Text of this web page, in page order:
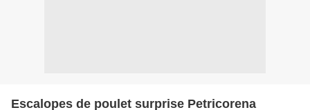
Escalopes de poulet surprise Petricorena